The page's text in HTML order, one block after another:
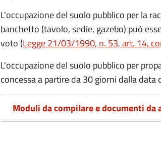
L'occupazione del suolo pubblico per la
banchetto (tavolo, sedie, gazebo) può
voto (Legge 21/03/1990, n. 53, art. 14,
L'occupazione del suolo pubblico per
concessa a partire da 30 giorni dalla data
Moduli da compilare e documenti da